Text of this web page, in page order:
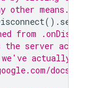
means.
(). set
from
server
actually
docs/